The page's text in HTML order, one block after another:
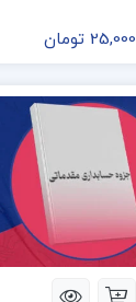
25,000 تومان